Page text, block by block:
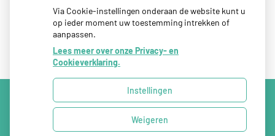
Uw Zorg Online|Beheer
Via Cookie-instellingen onderaan de website kunt u
op ieder moment uw toestemming intrekken of
aanpassen.
Lees meer over onze Privacy- en
Cookieverklaring.
Instellingen
Weigeren